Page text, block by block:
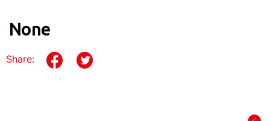
None
Share: